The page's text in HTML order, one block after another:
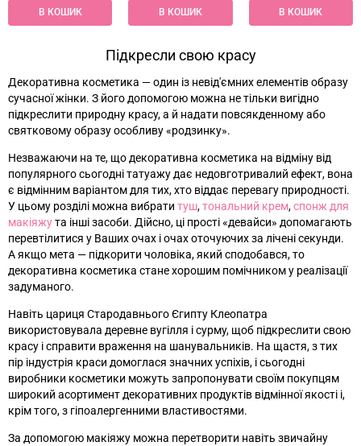
В КОШИК В КОШИК В КОШИК
Підкресли свою красу
Декоративна косметика —один із невід'ємних елементів образу
сучасної жінки. З його допомогою можна не тільки вигідно
підкреслити природну красу, а й надати повсякденному або
святковому образу особливу «родзинку».
Незважаючи на те, що декоративна косметика на відміну від
популярного сьогодні татуажу дає недовготривалий ефект, вона
є відмінним варіантом для тих, хто віддає перевагу природності.
У цьому розділі можна вибрати туш,тональний крем,спонж для
макіяжута інші засоби. Дійсно, ці прості «девайси» допомагають
перевтілитися у Ваших очах і очах оточуючих за лічені секунди.
А якщо мета — підкорити чоловіка, який сподобався, то
декоративна косметика стане хорошим помічником у реалізації
задуманого.
Навіть цариця Стародавнього Єгипту Клеопатра
використовувала деревне вугілля і сурму, щоб підкреслити свою
красу і справити враження на шанувальників. На щастя, з тих
пір індустрія краси домоглася значних успіхів, і сьогодні
виробники косметики можуть запропонувати своїм покупцям
широкий асортимент декоративних продуктів відмінної якості і,
крім того, з гіпоалергенними властивостями.
За допомогою макіяжу можна перетворити навіть звичайну